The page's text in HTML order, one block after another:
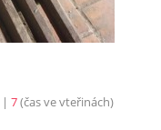
| 7(čas ve vteřinách)